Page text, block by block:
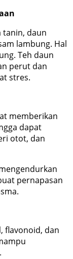
tanin, daun
lambung. Hal
Teh daun
perut dan
stres.
memberikan
dapat
otot, dan
pernapasan
flavonoid, dan